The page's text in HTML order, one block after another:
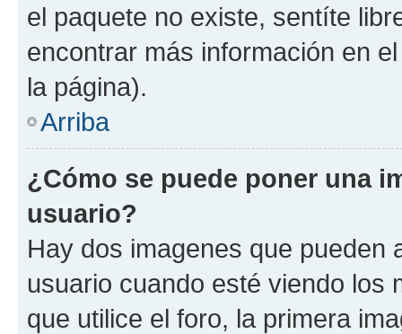
el paquete no existe, sentíte
encontrar más información en
la página).
Arriba
¿Cómo se puede poner una
usuario?
Hay dos imagenes que pueden
usuario cuando esté viendo los
que utilice el foro, la primera